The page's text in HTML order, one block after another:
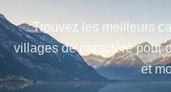
Trouvez les meilleurs
villages de caractère pour
et